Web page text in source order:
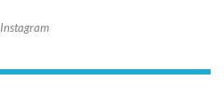
Instagram